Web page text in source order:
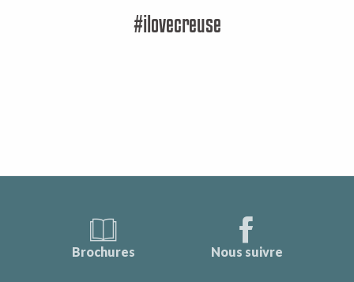
#ilovecreuse
Brochures Nous suivre